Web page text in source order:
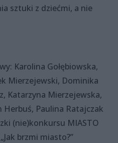
sztuki z dziećmi, a nie
Karolina Gołębiowska,
Mierzejewski, Dominika
Katarzyna Mierzejewska,
Paulina Ratajczak
(nie)konkursu MIASTO
brzmi miasto?”